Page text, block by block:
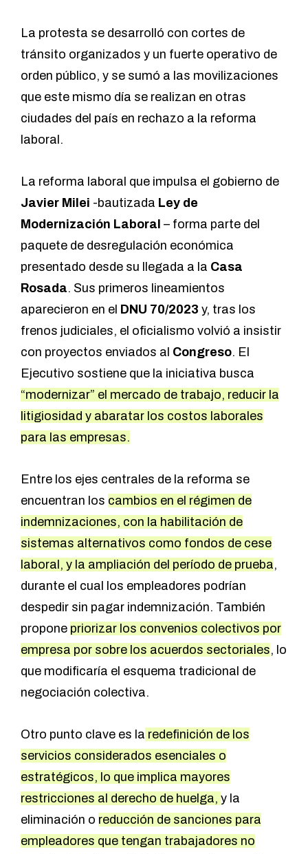
La protesta se desarrolló con cortes de
tránsito organizados y un fuerte operativo de
orden público, y se sumó a las movilizaciones
que este mismo día se realizan en otras
ciudades del país en rechazo a la reforma
laboral.
La reforma laboral que impulsa el gobierno de
Javier Milei -bautizada Ley de
Modernización Laboral – forma parte del
paquete de desregulación económica
presentado desde su llegada a la Casa
Rosada. Sus primeros lineamientos
aparecieron en el DNU 70/2023 y, tras los
frenos judiciales, el oficialismo volvió a insistir
con proyectos enviados al Congreso. El
Ejecutivo sostiene que la iniciativa busca
“modernizar” el mercado de trabajo, reducir la
litigiosidad y abaratar los costos laborales
para las empresas.
Entre los ejes centrales de la reforma se
encuentran los cambios en el régimen de
indemnizaciones, con la habilitación de
sistemas alternativos como fondos de cese
laboral, y la ampliación del período de prueba,
durante el cual los empleadores podrían
despedir sin pagar indemnización. También
propone priorizar los convenios colectivos por
empresa por sobre los acuerdos sectoriales, lo
que modificaría el esquema tradicional de
negociación colectiva.
Otro punto clave es la redefinición de los
servicios considerados esenciales o
estratégicos, lo que implica mayores
restricciones al derecho de huelga, y la
eliminación o reducción de sanciones para
empleadores que tengan trabajadores no